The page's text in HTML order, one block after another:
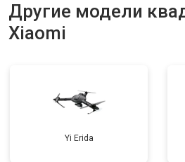
Другие модели
Xiaomi
Yi Erida